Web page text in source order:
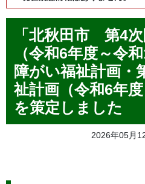
「北秋田市 第4
（令和6年度～令
障がい福祉計画・
祉計画（令和6年度
を策定しました
2026年05月